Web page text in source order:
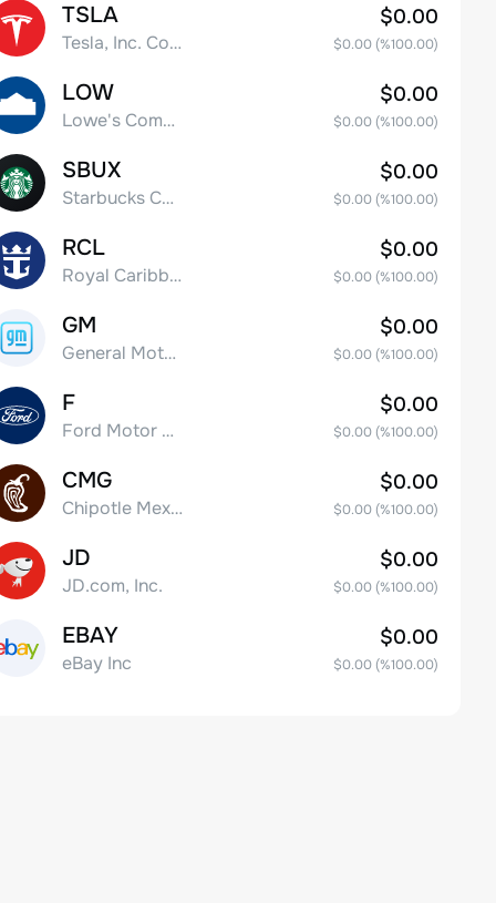
TSLA
Tesla, Inc. Common Stock
$0.00
$0.00(%100.00)
LOW
Lowe's Companies Inc.
$0.00
$0.00(%100.00)
SBUX
Starbucks Corp
$0.00
$0.00(%100.00)
RCL
Royal Caribbean Group
$0.00
$0.00(%100.00)
GM
General Motors Company
$0.00
$0.00(%100.00)
F
Ford Motor Company
$0.00
$0.00(%100.00)
CMG
Chipotle Mexican Grill, Inc.
$0.00
$0.00(%100.00)
JD
JD.com, Inc.
$0.00
$0.00(%100.00)
EBAY
eBay Inc
$0.00
$0.00(%100.00)